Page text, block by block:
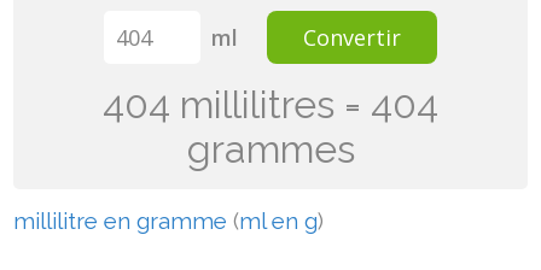
ml Convertir
404 millilitres = 404
grammes
millilitre en gramme (ml en g)